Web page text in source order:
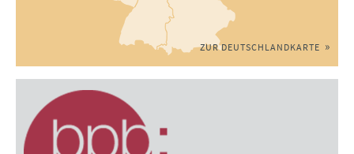
ZUR DEUTSCHLANDKARTE